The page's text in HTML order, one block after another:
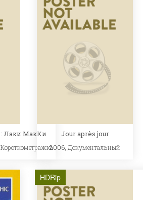
Лаки МакКи
Короткометражка
Jour après jour
2006,Документальный
HDRip